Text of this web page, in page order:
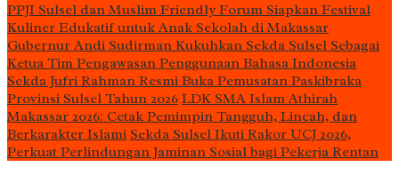
PPJI Sulsel dan Muslim Friendly Forum Siapkan Festival
Kuliner Edukatif untuk Anak Sekolah di Makassar
Gubernur Andi Sudirman Kukuhkan Sekda Sulsel Sebagai
Ketua Tim Pengawasan Penggunaan Bahasa Indonesia
Sekda Jufri Rahman Resmi Buka Pemusatan Paskibraka
Provinsi Sulsel Tahun 2026 LDK SMA Islam Athirah
Makassar 2026: Cetak Pemimpin Tangguh, Lincah, dan
Berkarakter Islami Sekda Sulsel Ikuti Rakor UCJ 2026,
Perkuat Perlindungan Jaminan Sosial bagi Pekerja Rentan